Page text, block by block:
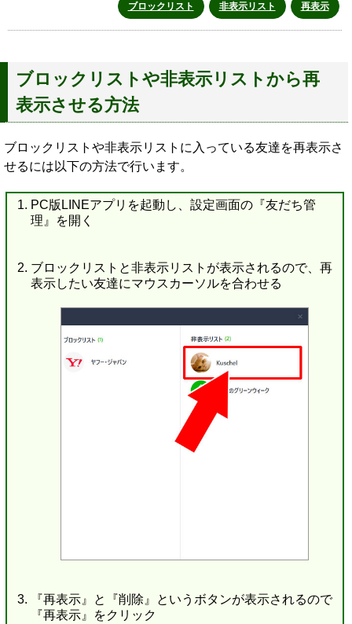
ブロックリスト
非表示リスト 再表示
ブロックリストや非表示リストから再
表示させる方法
ブロックリストや非表示リストに入っている友達を再表示さ
せるには以下の方法で行います。
PC版LINEアプリを起動し、設定画面の『友だち管
理』を開く
ブロックリストと非表示リストが表示されるので、再
表示したい友達にマウスカーソルを合わせる
『再表示』と『削除』というボタンが表示されるので
『再表示』をクリック